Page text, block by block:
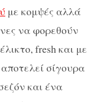
με κομψές αλλά
να φορεθούν
fresh και με
σίγουρα
και ένα